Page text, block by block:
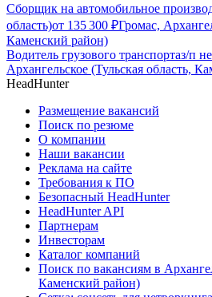
Сборщик на автомобильное
область)от 135 300 ₽Громас,
Каменский район)
Водитель грузового транспортаз/п
Архангельское (Тульская область,
HeadHunter
Размещение вакансий
Поиск по резюме
О компании
Наши вакансии
Реклама на сайте
Требования к ПО
Безопасный HeadHunter
HeadHunter API
Партнерам
Инвесторам
Каталог компаний
Поиск по вакансиям в
Каменский район)